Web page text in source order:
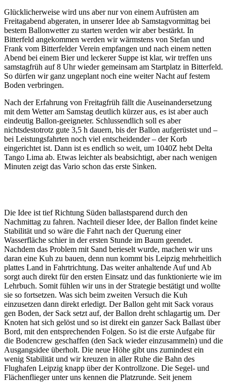
Glücklicherweise wird uns aber nur von einem Aufrüsten am
Freitagabend abgeraten, in unserer Idee ab Samstagvormittag bei
bestem Ballonwetter zu starten werden wir aber bestärkt. In
Bitterfeld angekommen werden wir wärmstens von Stefan und
Frank vom Bitterfelder Verein empfangen und nach einem netten
Abend bei einem Bier und leckerer Suppe ist klar, wir treffen uns
samstagfrüh auf 8 Uhr wieder gemeinsam am Startplatz in Bitterfeld.
So dürfen wir ganz ungeplant noch eine weiter Nacht auf festem
Boden verbringen.
Nach der Erfahrung von Freitagfrüh fällt die Auseinandersetzung
mit dem Wetter am Samstag deutlich kürzer aus, es ist aber auch
eindeutig Ballon-geeigneter. Schlussendlich soll es aber
nichtsdestotrotz gute 3,5 h dauern, bis der Ballon aufgerüstet und –
bei Leistungsfahrten noch viel entscheidender – der Korb
eingerichtet ist. Dann ist es endlich so weit, um 1040Z hebt Delta
Tango Lima ab. Etwas leichter als beabsichtigt, aber nach wenigen
Minuten zeigt das Vario schon das erste Sinken.
Die Idee ist tief Richtung Süden ballastsparend durch den Nachmittag zu fahren. Nachteil dieser Idee, der Ballon findet keine Stabilität und so wäre die Fahrt nach der Querung einer Wasserfläche schier in der ersten Stunde im Baum geendet. Nachdem das Problem mit Sand berieselt wurde, machen wir uns daran eine Kuh zu bauen, denn nun kommt bis Leipzig mehrheitlich plattes Land in Fahrtrichtung. Das weiter anhaltende Auf und Ab sorgt auch direkt für den ersten Einsatz und das funktionierte wie im Lehrbuch. Somit fühlen wir uns in der Strategie bestätigt und wollte sie so fortsetzen. Was sich beim zweiten Versuch die Kuh einzusetzen dann direkt erledigt. Der Ballon geht mit Sack voraus gen Boden, der Sack setzt auf, der Ballon dreht schlagartig um. Der Knoten hat sich gelöst und so ist direkt ein ganzer Sack Ballast über Bord, mit den entsprechenden Folgen. So ist die erste Aufgabe für die Bodencrew geschaffen (den Sack wieder einzusammeln) und die Ausgangsidee überholt. Die neue Höhe gibt uns zumindest ein wenig Stabilität und wir kreuzen in aller Ruhe die Bahn des Flughafen Leipzig knapp über der Kontrollzone. Die Segel- und Flächenflieger unter uns kennen die Platzrunde. Seit jenem Nachmittag wissen wir, dass man das auch ganz lässig mit einer Boeing 737 an einem der größten Frachtflughäfen Europas fliegen kann. Sehr eindrücklich, wenn ein Flieger dieses Formats gleich mehrfach wenige hundert Fuß unter dem Korb durchrauscht. Als wir dann wieder frei von Luftraum sind, wird es auch schon dunkel und es geht wieder zurück zwischen Windräder und Leitungen. Gleichzeitig setzt die vorhergesagte Drehung ein und die Mission Vollkreis kann beginnen. Auf dem Weg durch die Nacht haben wir dann gut zu tun nicht eine Nachtlandung hinzulegen. Nicht nur weil der Ballon ab und an runter will, sondern weil uns der Harz dann auch von unten entgegenkommt. Ein kurzer Abgleich von Topo und Windvorhersagen ergibt dann, dass wir den Brocken nicht werden überfahren können. Denn nur unten können wir drauf zu fahren, wollen wir aber in angemessener Höhe darüber, würden wir wieder zurückgefahren. Die Momente der Ratlosigkeit füllt der Ballon selbst mit einer Antwort. Das nun langsam ansteigende Gelände drückt auch den Ballon ein wenig in die Höhe und so lassen wir ihn fahren und tatsächlich fährt er die Berge hinauf dreht nach und nach um und fährt zurück ins Tal. In der zweiten Nachthälfte findet sich dann doch noch eine niedrige Inversion, welche uns durch die Nacht trägt. Nachdem das Sonnenlicht dann wieder den Korb flutet, haben wir doch eine insgesamt erholsame Nacht hinter uns, da wir beide ganz gut und auch einigermaßen ausreichend Schlaf gefunden haben. Nachdem wir bis hierhin nur immer Mal wieder gesnackt haben, nutzen wir das natürliche Steigen des Ballons in der Erwärmung für ein gemeinsames Frühstück. Es sollte sich einmal mehr bewahrheiten, „der Ballon weiß, was er tut“. Es geht hinauf auf eine Prallhöhe knapp unter 4000 ft und die Rückkehr zum Ausgangspunkt wird immer wahrscheinlicher. Schlussendlich soll es dann doch etwas über 24 h dauern, bis wir unseren Startplatz wiedersehen dürfen und es geht wie erwartet erneut Richtung Leipzig. Stadt und Airport. Die Controller, kurz an ein Deja-Vu glaubend, freuen sich, dass wir wie tags zuvor versprochen, wieder da sind. Da es weiterhin eher langsam zugeht, ein zentraler Grund, warum sich um dieses Hochdruckzentrum eine schöne Dauerfahrt realisieren lassen würde, setzt dann auch schon die Dämmerung ein. Während wir den Flughafen schon hinter uns gelassen haben, können wir die Städte südlich und östlich gelegen bereits wieder in ihrer vollen Lichterpracht genießen. Der Plan, welchen wir für die Nacht geschmiedet haben, sieht vor, dass wir das Erzgebirge Richtung Tschechien queren, gen Prag fahren um dann wieder mit einer Drehung via Pilzen, später weiter mit Ziel München fahren würden. Mit Prag erwarten wir einen ersten komplexen Luftraum, für welchen uns zwar eine potenzielle Freigabe versichert wurde, welchen wir aber schon in der Abkühlung berücksichtigen, um eine Fahrthöhe wählen zu können, welche uns möglichst aus dem Luftraumzentrum hält und bestenfalls gar kein Luftraumkontakt ermöglichen würde. Währenddessen ist unsere liebe Daniela im Verfolgerauto schon auf dem Weg nach Klatovy zu Pink Skyvan und unserem amtierenden Gasballonweltmeister Wuzi Wagner, mit der Idee man könnte sich am nächsten Morgen in ein paar tausend Fuß Höhe mit zwei Ballonen begegnen. Long Story short, aus der Idee wird nichts. Wir fahren erfolgreich westlich des Luftraums Prag vorbei damit aber auch nördlich von Pilzen und noch bevor es hell wird, überfahren wir wieder die Grenze und wechseln zurück zu München Radar. Der Halbkreis über den Luftraum unserer tschechischen Nachbarn fiel einfach ein wenig kleiner im Radius aus, als von uns abends zuvor erwartet. Never trust a wind under 5 knots, eine Weisheit, welche ein britischer Pilot mit mir teilte, lange bevor ich überhaupt an die Pilotenausbildung dachte, sollte sich einmal mehr bewahrheiten. Die Vorhersagen eröffneten uns theoretisch alle Möglichkeiten, was davon praktisch zu fahren war erwies sich aber immer wieder als eine Mischung aus Hoffnung, dass der Plan aufgehen würde und der Überraschung wie das Ergebnis als Track auf der Karte nachher ausschaute. Während wir vor dem Beginn der Nacht noch erwartet hatten, am nächsten Morgen vor schwierigen Verhandlungen über eine Freigabe für München zu stehen, geht es jetzt schnurstracks auf eine Hassliebe der Stuttgarter Gasballonfahrer zu, die militärischen Sperrgebiete rund um Grafenwöhr. Wenn wir von Stuttgart kommend darauf zusteuern, beeinflussen diese immer wieder unsere Fahrten. In der Regel stört es uns aber wenig nach oben oder unten auszuweichen um die Richtung entsprechend zu wechseln und die Gebiete zu umfahren oder auch mal davor zu landen. Beides im Rahmen einer Dauerfahrt keine wirkliche Option. Es würde hell werden und wir würden das natürliche Steigen beginnen. Es musste passen, egal wie! So erreichte München Radar noch in tiefster Dunkelheit die Frage nach der Aktivitätenplanung der Sperrgebiete und das war auch der Zeitpunkt, als es den kontrollierenden Lotsen dämmerte, da passiert etwas, was nicht alle Tage vorkommt. Denn die erste Rückfrage war „Seid ihr schon wieder in der Luft?“, welche wir schmunzelnd mit „Nein, immer noch.“ beantworten konnten. Natürlich würden die Sperrgebiete aktiv sein und wenn wir ehrlich zu uns selbst sind, haben wir auch nichts anderes erwartet. Aber am Boden ist Moritz Friess schon daran den Kontakt des diensthabenden Militärs aufzutreiben. Wir wollen vorbereitet sein, wir werden vorbereitet. Aller Mühe zum Trotz fährt der Ballon durch den freien Luftraum zwischen den Sperrgebieten Grafenwöhr und Hohenfels hindurch, als hätte er es von Anfang an besser gewusst. So kehrt etwas Entspannung ein. Denn nach einer erfolgreichen zweiten Nacht stehen wir nun beide länger im Korb als wir dies bislang jemals getan haben. Ein erster Erfolg. Die Technik, der Ballon, der Mensch, alles funktioniert einwandfrei. Die nächste „Herausforderung“ ist „nur“ der Flughafen Nürnberg, ein Flughafen, welcher einen eigenen Werbeballon hat. Wir, schon wieder zurück auf rund 4500 ft Höhe, machen uns dann doch weniger Sorgen. So soll es dann auch kommen, wir können nach dem Frühstück, zu welchem wir den Kaffee gestrichen haben, denn wer weiß schon wozu man das Trinkwasser noch brauchen würde, ganz entspannt die Bahn von Nürnberg längs entlang durch den kontrollierten Luftraum und über den Flughafen hinweg schweben. Nachdem nun 48 h voll sind, schauen wir uns an und stellen uns die Frage, was nun? Uns geht es gut, wir haben Zeit, unsere Verfolgerin ist auf dem Weg sich diese zu verschaffen. Und die dritte Nacht gilt seit jeher als Herausforderung, psychisch wie physisch. Sie füllt ganze Kapitel in Büchern über die Zunft. Eine Herausforderung, der wir uns gewachsen fühlen, welche wir annehmen möchten. Und so beginnt die emsige Planung einer weiteren Nacht. Was uns erwartet ist ein Teil des who is who der Strategieplanung. Tief fahren und man würde das erste Mal merklich Geschwindigkeit gewinnen, aber leider auch via Belgien und der Niederlande auf die Nordsee hinausfahren. Mehr Höhe, bedeutet weniger Ballast. Zu viel von beidem und die Dauerfahrt würde unnötig früh enden. Und dann kommt da unweigerlich der Luftraum von Frankfurt. Ein Luftraum den man beim Ballonfahren ähnlich betrachtet wie ein Sperrgebiet. Freigabe und Einfahrt unmöglich. Das stört unser CC aber wenig, man hat längst mit dem Wachleiter von Frankfurt gesprochen und ihn davon überzeugt, welch geniale Ballonfahrt er hier unterstützen wird. Wenn wir nach 21 Uhr kommen, dürfen wir die Nacht hindurch den Luftraum queeren. Und schon werden uns diverse Strategien vom inzwischen rund um die Uhr emsig arbeitenden Kontrollzentrum am Boden präsentiert. Dirk aus Belgien, Moritz in Ulm und Wuzi in Tschechien schlafen inzwischen weniger als wir in unserem Himmelbett und versorgen uns nonstop mit den wichtigsten Informationen und erarbeiten mögliche Szenarien für den weiteren Verlauf der Fahrt. Sogar Steffi (ebenfalls amtierende Weltmeisterin) per Starlink von einem Schiff vor der Antarktis zugeschaltet, lässt es sich nicht nehmen Ihr Know-How mit einfließen zu lassen! Ein Plan steht. Ein wenig Ballast raus, ein paar hundert Fuß Höhe gewinnen und Parken. Stillstand 8000 ft über den Wolken. Beeindruckend wie man die Abkühlung bescheißen kann, wenn man weiß, was man tut und sich seiner Sache im Klaren ist. Es wird dunkel und der Luftraum Frankfurt scheint noch in weiter Ferne. Aber es dreht nach Norden, das Luftraumzentrum werden wir sicher vermeiden und um 23 Uhr lokal fahren wir dann in den Luftraum Charlie ein. Auch wenn es klappt, wie geplant und die Drehung nach Nordost mit langsamer Zunahme der Fahrgeschwindigkeit kommt, wird es nicht reichen den Luftraum in der Nacht zu durchfahren. Das ist aber nicht weiter schlimm, denn schon z